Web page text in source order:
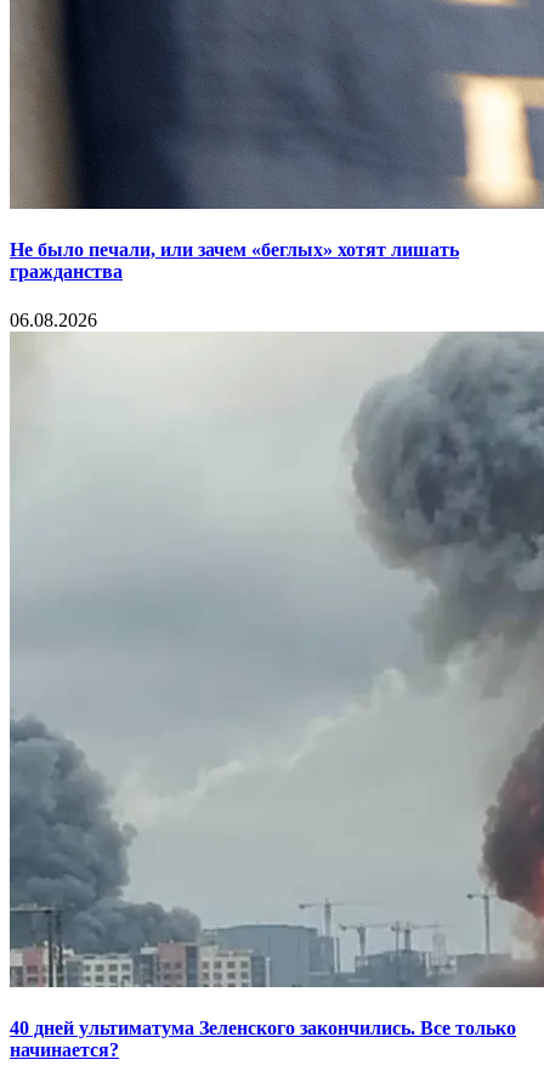
Не было печали, или зачем «беглых» хотят лишать
гражданства
06.08.2026
40 дней ультиматума Зеленского закончились. Все только
начинается?